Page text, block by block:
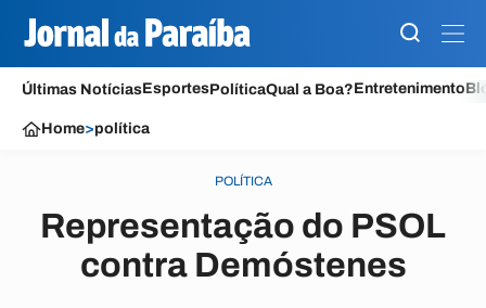
Últimas NotíciasEsportesPolíticaQual a Boa?Entretenimento
Home>política
POLÍTICA
Representação do PSOL
contra Demóstenes